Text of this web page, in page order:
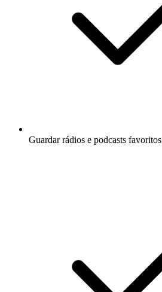
Guardar rádios e podcasts favoritos